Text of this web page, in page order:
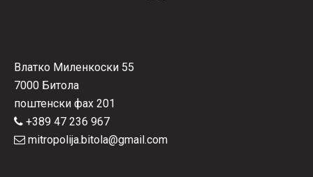
Влатко Миленкоски 55
7000 Битола
поштенски фах 201
+389 47 236 967
mitropolija.bitola@gmail.com